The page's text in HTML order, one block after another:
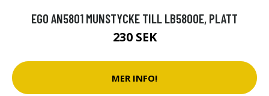
EGO AN5801 MUNSTYCKE TILL LB5800E, PLATT
230 SEK
MER INFO!